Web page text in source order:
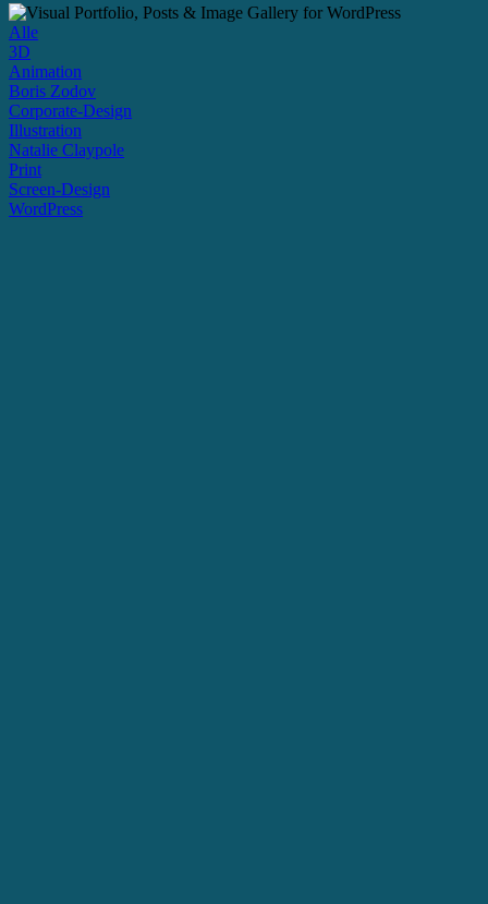
Alle
3D
Animation
Boris Zodov
Corporate-Design
Illustration
Natalie Claypole
Print
Screen-Design
WordPress